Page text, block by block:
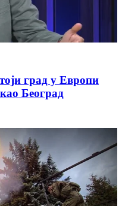
град у Европи
Београд